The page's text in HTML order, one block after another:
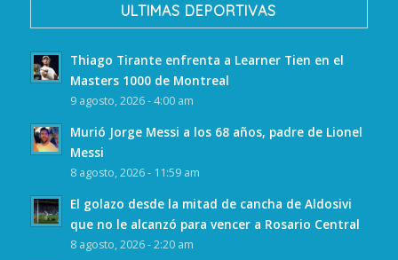
ULTIMAS DEPORTIVAS
Thiago Tirante enfrenta a Learner Tien en el
Masters 1000 de Montreal
9 agosto, 2026 - 4:00 am
Murió Jorge Messi a los 68 años, padre de Lionel
Messi
8 agosto, 2026 - 11:59 am
El golazo desde la mitad de cancha de Aldosivi
que no le alcanzó para vencer a Rosario Central
8 agosto, 2026 - 2:20 am